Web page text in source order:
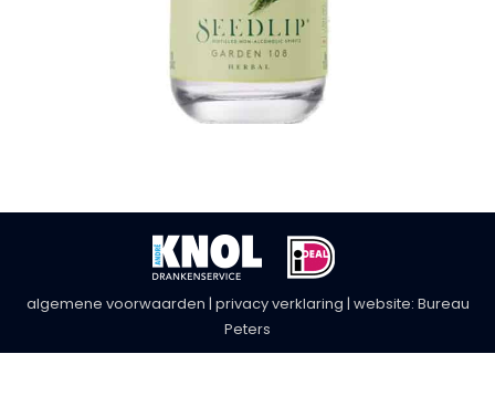
algemene voorwaarden | privacy verklaring | website: Bureau
Peters